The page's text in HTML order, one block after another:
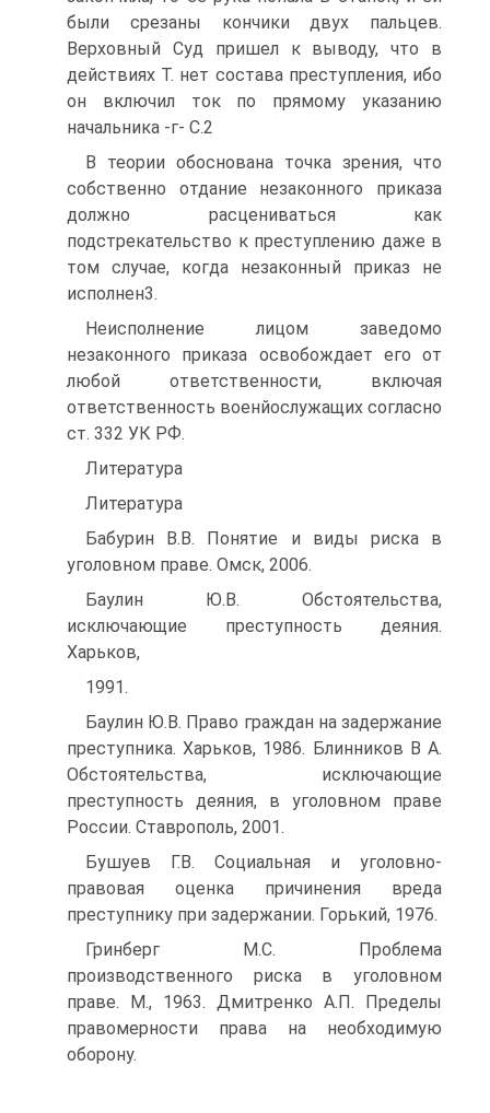
были срезаны кончики двух пальцев.
Верховный Суд пришел к выводу, что в
действиях Т. нет состава преступления, ибо
он включил ток по прямому указанию
начальника -г- С.2
В теории обоснована точка зрения, что
собственно отдание незаконного приказа
должно расцениваться как
подстрекательство к преступлению даже в
том случае, когда незаконный приказ не
исполнен3.
Неисполнение лицом заведомо
незаконного приказа освобождает его от
любой ответственности, включая
ответственность военйослужащих согласно
ст. 332 УК РФ.
Литература
Литература
Бабурин В.В. Понятие и виды риска в
уголовном праве. Омск, 2006.
Баулин Ю.В. Обстоятельства,
исключающие преступность деяния.
Харьков,
1991.
Баулин Ю.В. Право граждан на задержание
преступника. Харьков, 1986. Блинников В А.
Обстоятельства, исключающие
преступность деяния, в уголовном праве
России. Ставрополь, 2001.
Бушуев Г.В. Социальная и уголовно-
правовая оценка причинения вреда
преступнику при задержании. Горький, 1976.
Гринберг М.С. Проблема
производственного риска в уголовном
праве. М., 1963. Дмитренко А.П. Пределы
правомерности права на необходимую
оборону.